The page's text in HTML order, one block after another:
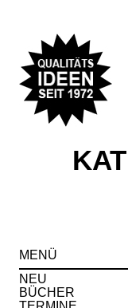
MENÜ
NEU
BÜCHER